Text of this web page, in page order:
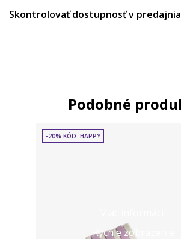
Skontrolovať dostupnosť v
Podobné
Rýchle zobrazenie
-20% KÓD: HAPPY